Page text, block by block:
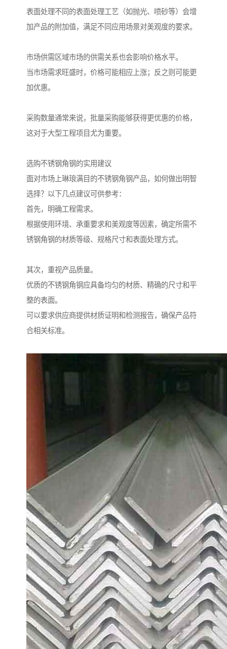
表面处理不同的表面处理工艺（如抛光、喷砂等）会增
加产品的附加值，满足不同应用场景对美观度的要求。
市场供需区域市场的供需关系也会影响价格水平。
当市场需求旺盛时，价格可能相应上涨；反之则可能更
加优惠。
采购数量通常来说，批量采购能够获得更优惠的价格，
这对于大型工程项目尤为重要。
选购不锈钢角钢的实用建议
面对市场上琳琅满目的不锈钢角钢产品，如何做出明智
选择？以下几点建议可供参考：
首先，明确工程需求。
根据使用环境、承重要求和美观度等因素，确定所需不
锈钢角钢的材质等级、规格尺寸和表面处理方式。
其次，重视产品质量。
优质的不锈钢角钢应具备均匀的材质、精确的尺寸和平
整的表面。
可以要求供应商提供材质证明和检测报告，确保产品符
合相关标准。